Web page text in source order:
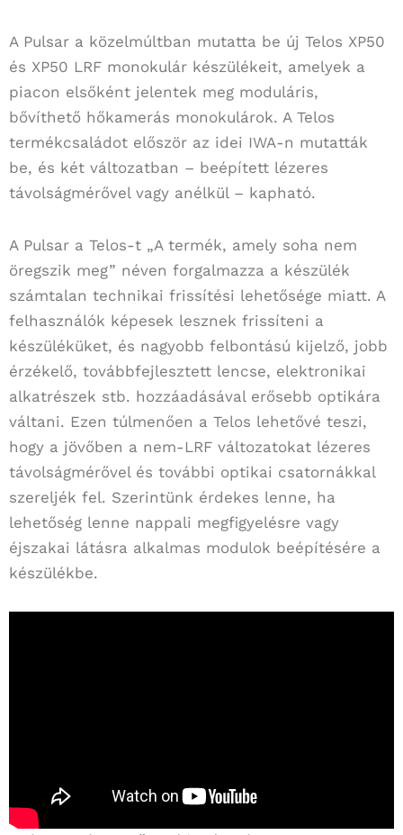
A Pulsar a közelmúltban mutatta be új Telos XP50
és XP50 LRF monokulár készülékeit, amelyek a
piacon elsőként jelentek meg moduláris,
bővíthető hőkamerás monokulárok. A Telos
termékcsaládot először az idei IWA-n mutatták
be, és két változatban – beépített lézeres
távolságmérővel vagy anélkül – kapható.
A Pulsar a Telos-t „A termék, amely soha nem
öregszik meg” néven forgalmazza a készülék
számtalan technikai frissítési lehetősége miatt. A
felhasználók képesek lesznek frissíteni a
készüléküket, és nagyobb felbontású kijelző, jobb
érzékelő, továbbfejlesztett lencse, elektronikai
alkatrészek stb. hozzáadásával erősebb optikára
váltani. Ezen túlmenően a Telos lehetővé teszi,
hogy a jövőben a nem-LRF változatokat lézeres
távolságmérővel és további optikai csatornákkal
szereljék fel. Szerintünk érdekes lenne, ha
lehetőség lenne nappali megfigyelésre vagy
éjszakai látásra alkalmas modulok beépítésére a
készülékbe.